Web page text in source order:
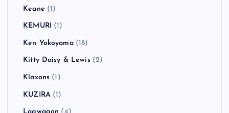
Keane (1)
KEMURI (1)
Ken Yokoyama(18)
Kitty Daisy & Lewis(2)
Klaxons (1)
KUZIRA(1)